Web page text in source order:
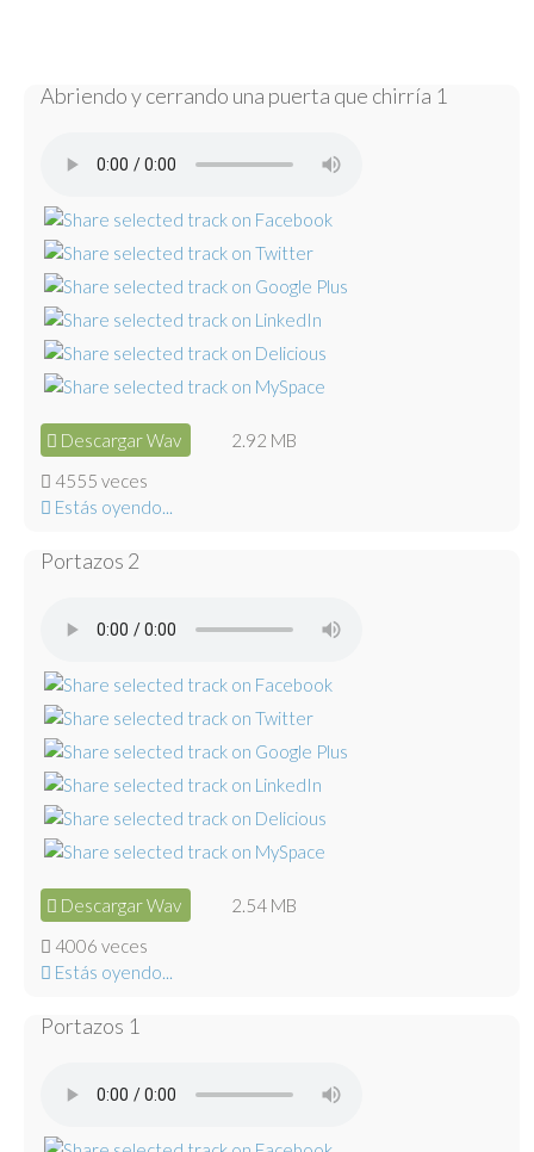
Abriendo y cerrando una puerta que chirría 1
Descargar Wav
2.92 MB
4555 veces
Estás oyendo...
Portazos 2
Descargar Wav
2.54 MB
4006 veces
Estás oyendo...
Portazos 1